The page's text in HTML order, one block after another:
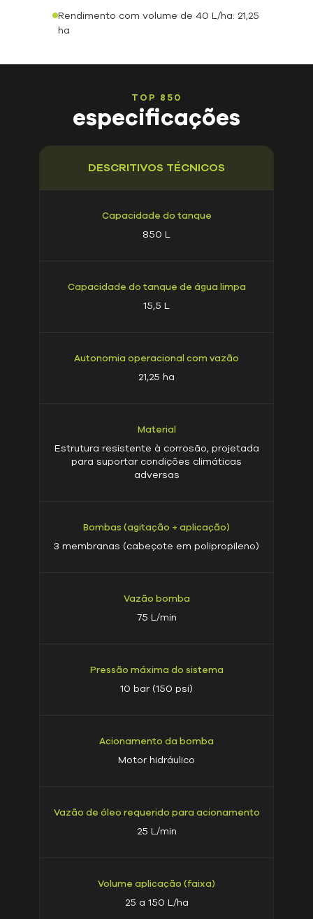
Rendimento com volume de 40 L/ha: 21,25
ha
TOP 850
especificações
DESCRITIVOS TÉCNICOS
Capacidade do tanque
850 L
Capacidade do tanque de água limpa
15,5 L
Autonomia operacional com vazão
21,25 ha
Material
Estrutura resistente à corrosão, projetada
para suportar condições climáticas
adversas
Bombas (agitação + aplicação)
3 membranas (cabeçote em polipropileno)
Vazão bomba
75 L/min
Pressão máxima do sistema
10 bar (150 psi)
Acionamento da bomba
Motor hidráulico
Vazão de óleo requerido para acionamento
25 L/min
Volume aplicação (faixa)
25 a 150 L/ha